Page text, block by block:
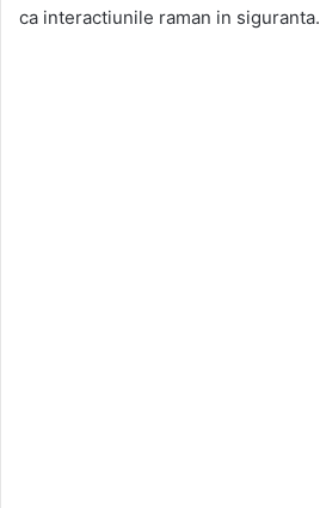
ca interactiunile raman in siguranta.